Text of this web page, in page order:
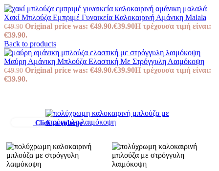
Χακί Μπλούζα Εμπριμέ Γυναικεία Καλοκαιρινή Αμάνικη Malala
€49.90 Original price was: €49.90.€39.90Η τρέχουσα τιμή είναι:
€39.90.
Back to products
Μαύρη Αμάνικη Μπλούζα Ελαστική Με Στρόγγυλη Λαιμόκοψη
€49.90 Original price was: €49.90.€39.90Η τρέχουσα τιμή είναι:
€39.90.
Click to enlarge